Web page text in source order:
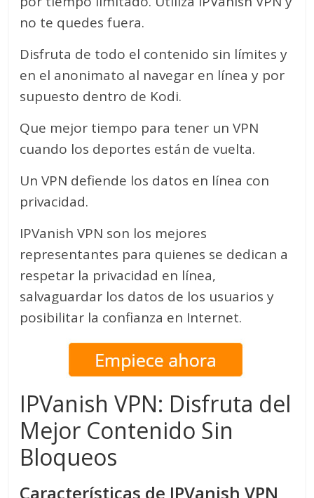
no te quedes fuera.
Disfruta de todo el contenido sin límites y
en el anonimato al navegar en línea y por
supuesto dentro de Kodi.
Que mejor tiempo para tener un VPN
cuando los deportes están de vuelta.
Un VPN defiende los datos en línea con
privacidad.
IPVanish VPN son los mejores
representantes para quienes se dedican a
respetar la privacidad en línea,
salvaguardar los datos de los usuarios y
posibilitar la confianza en Internet.
IPVanish VPN: Disfruta del
Mejor Contenido Sin
Bloqueos
Características de IPVanish VPN